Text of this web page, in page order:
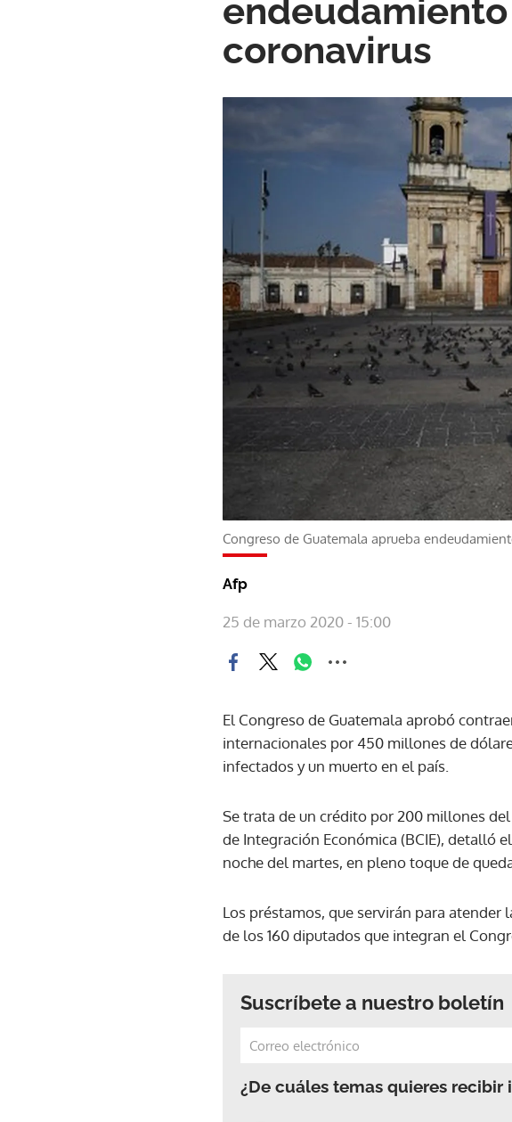
coronavirus
Congreso de Guatemala aprueba
Afp
25 de marzo 2020 - 15:00
El Congreso de Guatemala aprobó
internacionales por 450 millones de
infectados y un muerto en el país.
Se trata de un crédito por 200 millones
de Integración Económica (BCIE), detalló
noche del martes, en pleno toque de
Los préstamos, que servirán para
de los 160 diputados que integran el
Suscríbete a nuestro boletín
¿De cuáles temas quieres recibir